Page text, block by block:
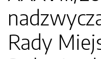
Rady